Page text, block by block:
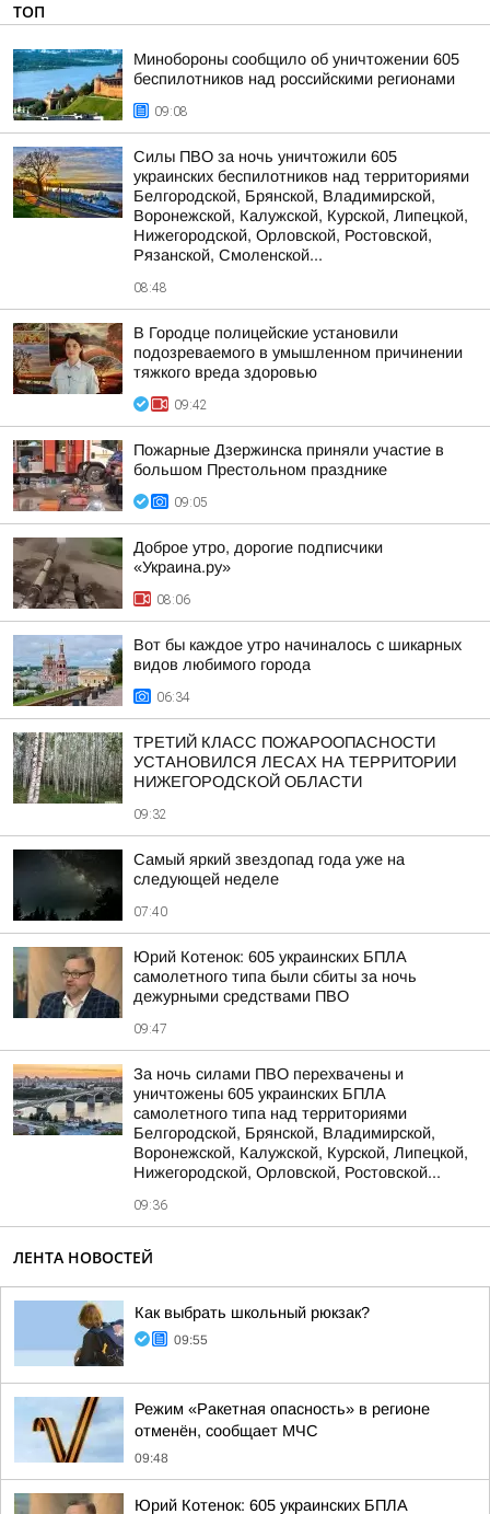
ТОП
Минобороны сообщило об уничтожении 605
беспилотников над российскими регионами
09:08
Силы ПВО за ночь уничтожили 605
украинских беспилотников над территориями
Белгородской, Брянской, Владимирской,
Воронежской, Калужской, Курской, Липецкой,
Нижегородской, Орловской, Ростовской,
Рязанской, Смоленской...
08:48
В Городце полицейские установили
подозреваемого в умышленном причинении
тяжкого вреда здоровью
09:42
Пожарные Дзержинска приняли участие в
большом Престольном празднике
09:05
Доброе утро, дорогие подписчики
«Украина.ру»
08:06
Вот бы каждое утро начиналось с шикарных
видов любимого города
06:34
ТРЕТИЙ КЛАСС ПОЖАРООПАСНОСТИ
УСТАНОВИЛСЯ ЛЕСАХ НА ТЕРРИТОРИИ
НИЖЕГОРОДСКОЙ ОБЛАСТИ
09:32
Самый яркий звездопад года уже на
следующей неделе
07:40
Юрий Котенок: 605 украинских БПЛА
самолетного типа были сбиты за ночь
дежурными средствами ПВО
09:47
За ночь силами ПВО перехвачены и
уничтожены 605 украинских БПЛА
самолетного типа над территориями
Белгородской, Брянской, Владимирской,
Воронежской, Калужской, Курской, Липецкой,
Нижегородской, Орловской, Ростовской...
09:36
ЛЕНТА НОВОСТЕЙ
Как выбрать школьный рюкзак?
09:55
Режим «Ракетная опасность» в регионе
отменён, сообщает МЧС
09:48
Юрий Котенок: 605 украинских БПЛА